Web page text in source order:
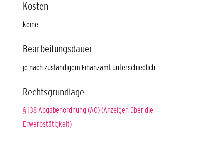
Kosten
keine
Bearbeitungsdauer
je nach zuständigem Finanzamt unterschiedlich
Rechtsgrundlage
§ 138 Abgabenordnung (AO) (Anzeigen über die
Erwerbstätigkeit)